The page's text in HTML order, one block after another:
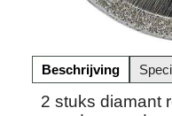
Beschrijving
2 stuks diamant